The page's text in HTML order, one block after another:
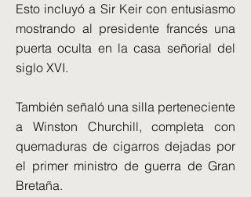
Esto incluyó a Sir Keir con entusiasmo
mostrando al presidente francés una
puerta oculta en la casa señorial del
siglo XVI.
También señaló una silla perteneciente
a Winston Churchill, completa con
quemaduras de cigarros dejadas por
el primer ministro de guerra de Gran
Bretaña.